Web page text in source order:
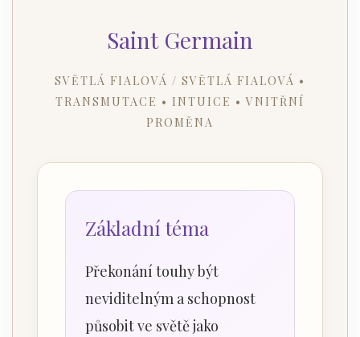
Saint Germain
SVĚTLÁ FIALOVÁ / SVĚTLÁ FIALOVÁ •
TRANSMUTACE • INTUICE • VNITŘNÍ
PROMĚNA
Základní téma
Překonání touhy být
neviditelným a schopnost
působit ve světě jako